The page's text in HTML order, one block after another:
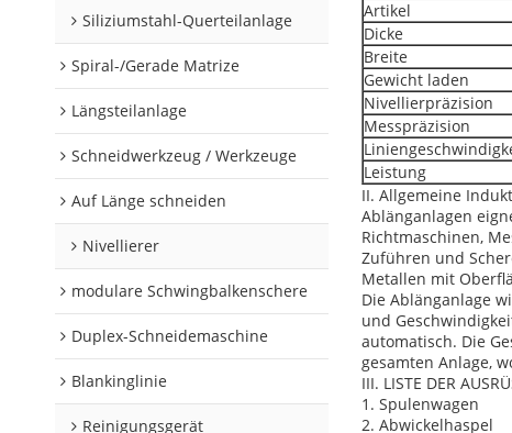
Siliziumstahl-Querteilanlage
Spiral-/Gerade Matrize
Längsteilanlage
Schneidwerkzeug / Werkzeuge
Auf Länge schneiden
Nivellierer
modulare Schwingbalkenschere
Duplex-Schneidemaschine
Blankinglinie
Reinigungsgerät
Artikel
Dicke
Breite
Gewicht laden
Nivellierpräzision
Messpräzision
Leistung
II. Allgemeine
Ablänganlagen
Richtmaschinen,
Zuführen und
Metallen mit
Die Ablänganlage
und
automatisch. Die
gesamten Anlage,
III. LISTE DER
1. Spulenwagen
2. Abwickelhaspel